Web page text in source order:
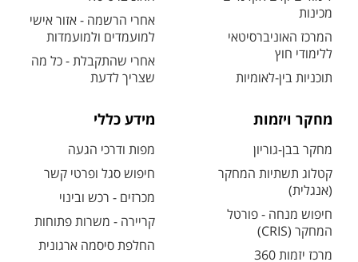
מכינות
המרכז האוניברסיטאי
ללימודי חוץ
תוכניות בין-לאומיות
אחרי הרשמה - אזור אישי
למועמדים ולמועמדות
אחרי שהתקבלת - כל מה
שצריך לדעת
מחקר ויזמות
מחקר בבן-גוריון
קטלוג תשתיות המחקר
(אנגלית)
חיפוש מנחה - פורטל
המחקר (CRIS)
מרכז יזמות 360
מידע כללי
מפות ודרכי הגעה
חיפוש סגל ופרטי קשר
מכרזים - רכש ובינוי
קריירה - משרות פתוחות
החלפת סיסמה ארגונית